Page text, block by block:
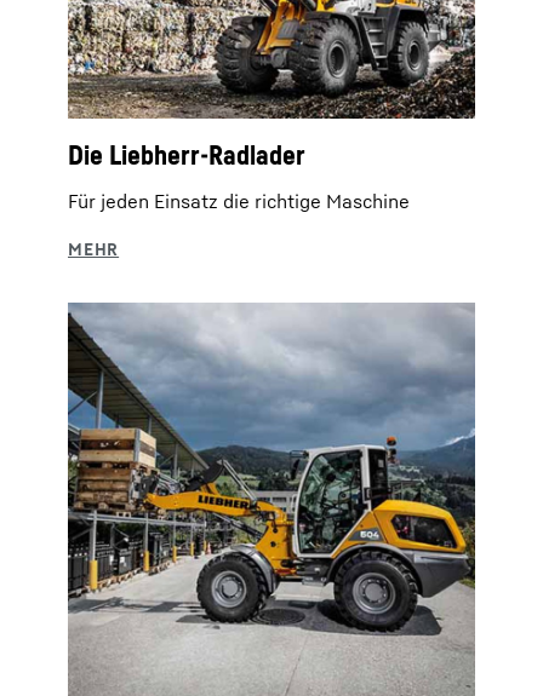
Die Liebherr-Radlader
Für jeden Einsatz die richtige Maschine